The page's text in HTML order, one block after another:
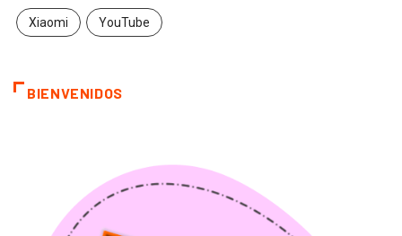
Xiaomi YouTube
BIENVENIDOS